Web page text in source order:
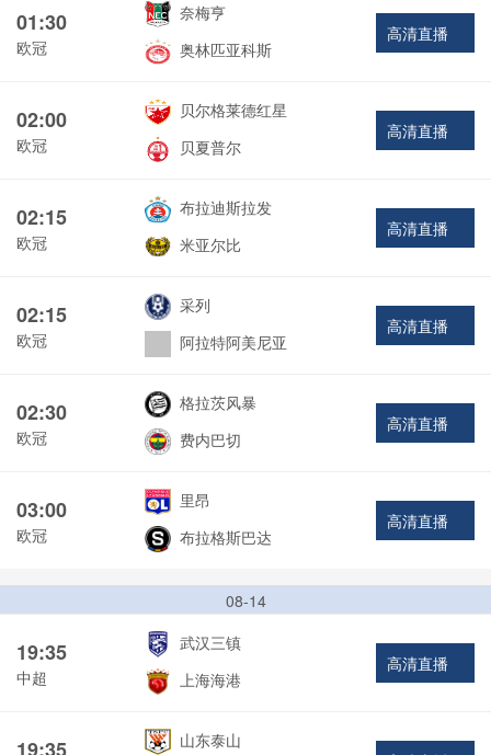
01:30
欧冠
奈梅亨
奥林匹亚科斯
高清直播
02:00
欧冠
贝尔格莱德红星
贝夏普尔
高清直播
02:15
欧冠
布拉迪斯拉发
米亚尔比
高清直播
02:15
欧冠
采列
阿拉特阿美尼亚
高清直播
02:30
欧冠
格拉茨风暴
费内巴切
高清直播
03:00
欧冠
里昂
布拉格斯巴达
高清直播
08-14
19:35
中超
武汉三镇
上海海港
高清直播
19:35
山东泰山